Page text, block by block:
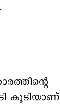
കൂടിയാണ്